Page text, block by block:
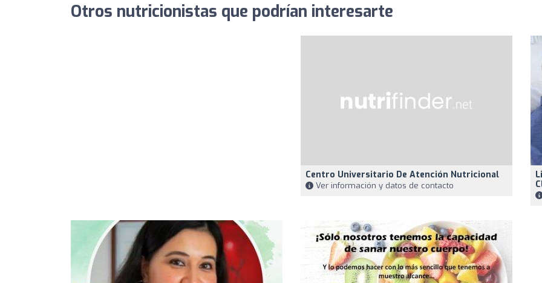
Otros nutricionistas que podrían interesarte
Centro Universitario De Atención Nutricional
Ver información y datos de contacto